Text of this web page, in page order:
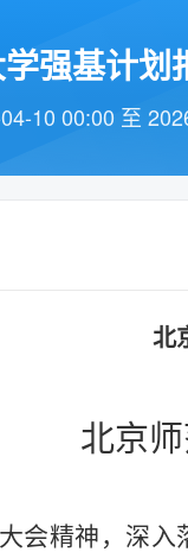
强基计划
10 00:00 至
北
北京
会精神，深